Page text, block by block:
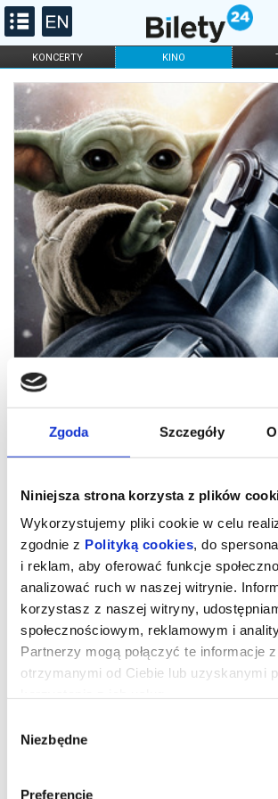
Zgoda Szczegóły
Niniejsza strona korzysta z plików
Wykorzystujemy pliki cookie w celu
zgodnie z Polityką cookies, do
i reklam, aby oferować funkcje
analizować ruch w naszej witrynie.
korzystasz z naszej witryny,
społecznościowym, reklamowym i
Partnerzy mogą połączyć te informacje
otrzymanymi od Ciebie lub uzyskanymi
zgody
Niezbędne
Preferencje
KONCERTY KINO
FILHARMONIA OPERA I BALET
DLA DZIECI
Mandalorian i Grogu/
wojen.Imperium zostało pokonane, jednak
wciąż stanowiąc zagrożenie, ukrywają się w
galaktyki. Rodząca się Nowa Republika, by
do legendarnego mandaloriańskiego łowcy
(Pedro Pascal) oraz z jego młodego ucznia